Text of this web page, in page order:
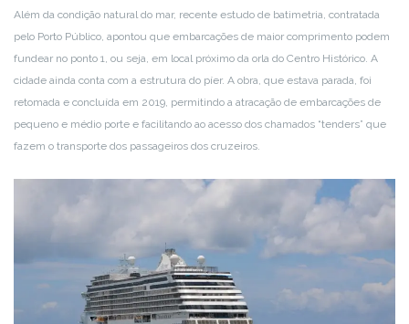
Além da condição natural do mar, recente estudo de batimetria, contratada
pelo Porto Público, apontou que embarcações de maior comprimento podem
fundear no ponto 1, ou seja, em local próximo da orla do Centro Histórico. A
cidade ainda conta com a estrutura do píer. A obra, que estava parada, foi
retomada e concluída em 2019, permitindo a atracação de embarcações de
pequeno e médio porte e facilitando ao acesso dos chamados “tenders” que
fazem o transporte dos passageiros dos cruzeiros.